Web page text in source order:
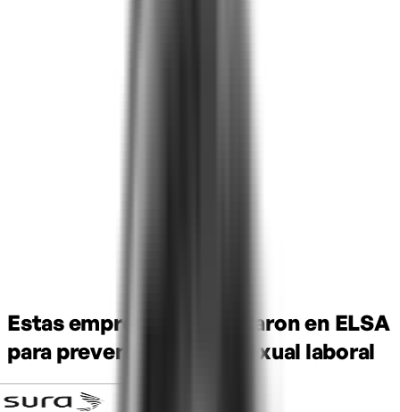
Estas empresas ya confiaron en ELSA
para prevenir el acoso sexual laboral